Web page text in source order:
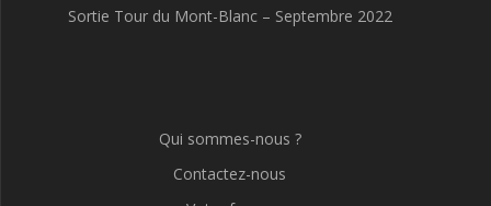
Sortie Tour du Mont-Blanc – Septembre 2022
Qui sommes-nous ?
Contactez-nous